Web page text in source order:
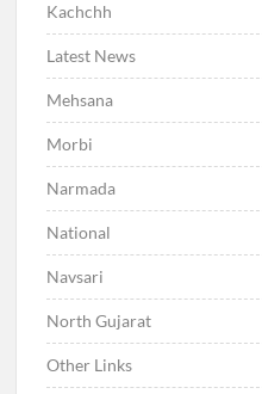
Kachchh
Latest News
Mehsana
Morbi
Narmada
National
Navsari
North Gujarat
Other Links